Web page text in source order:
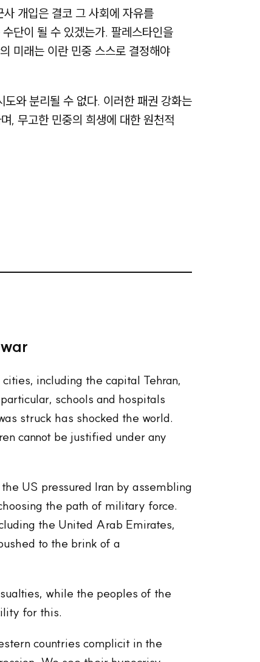
개입은 결코 그 사회에 자유를
단이 될 수 있겠는가. 팔레스타인을
미래는 이란 민중 스스로 결정해야
와 분리될 수 없다. 이러한 패권 강화는
, 무고한 민중의 희생에 대한 원천적
including the capital Tehran,
schools and hospitals
struck has shocked the world.
cannot be justified under any
US pressured Iran by assembling
the path of military force.
the United Arab Emirates,
to the brink of a
while the peoples of the
for this.
countries complicit in the